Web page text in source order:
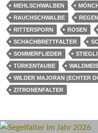
MEHLSCHWALBEN
RAUCHSCHWALBE
REGEN
RITTERSPORN
ROSEN
SCHACHBRETTFALTER
SOMMERFLIEDER
TÜRKENTAUBE
WILDER MAJORAN (ECHTER
ZITRONENFALTER